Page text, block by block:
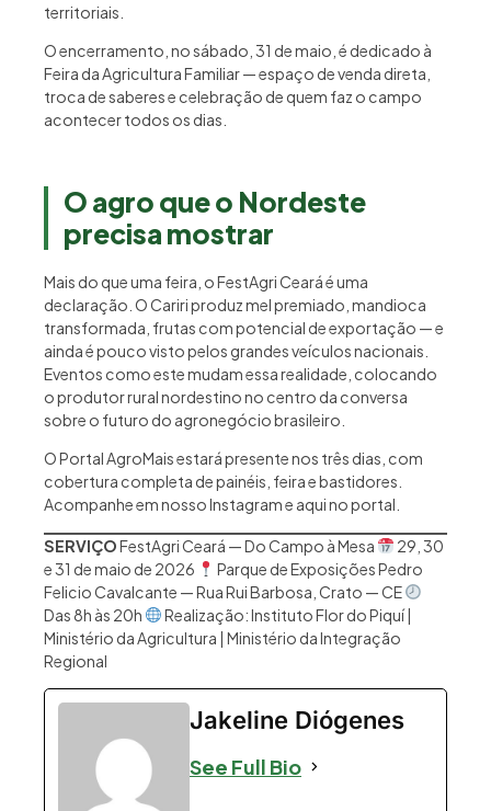
territoriais.
O encerramento, no sábado, 31 de maio, é dedicado à
Feira da Agricultura Familiar — espaço de venda direta,
troca de saberes e celebração de quem faz o campo
acontecer todos os dias.
O agro que o Nordeste
precisa mostrar
Mais do que uma feira, o FestAgri Ceará é uma
declaração. O Cariri produz mel premiado, mandioca
transformada, frutas com potencial de exportação — e
ainda é pouco visto pelos grandes veículos nacionais.
Eventos como este mudam essa realidade, colocando
o produtor rural nordestino no centro da conversa
sobre o futuro do agronegócio brasileiro.
O Portal AgroMais estará presente nos três dias, com
cobertura completa de painéis, feira e bastidores.
Acompanhe em nosso Instagram e aqui no portal.
SERVIÇOFestAgri Ceará — Do Campo à Mesa
29, 30
e 31 de maio de 2026
Parque de Exposições Pedro
Felicio Cavalcante — Rua Rui Barbosa, Crato — CE
Das 8h às 20h
Realização: Instituto Flor do Piquí |
Ministério da Agricultura | Ministério da Integração
Regional
Jakeline Diógenes
See Full Bio